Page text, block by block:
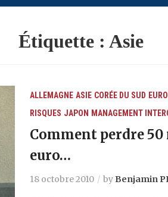
Étiquette :Asie
ALLEMAGNE ASIE CORÉE DU SUD
RISQUES JAPON MANAGEMENT
Comment perdre 50
euro…
18 octobre 2010 by Benjamin